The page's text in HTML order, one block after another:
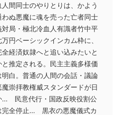
間同士のやりとりは、かよう
ぬ悪魔に魂を売った亡者同士
局・極北冷血人有識者竹中平
円ベーシックインカム枠に、
経済奴隷へと追い込みたいと
推定される。民主主義多様価
白。普通の人間の会話・議論
崇拝教権威スタンダードが日
… 民意代行・国政反映役割公
完全停止… 黒衣の悪魔儀式カ